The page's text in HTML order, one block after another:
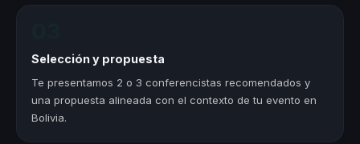
Selección y propuesta
Te presentamos 2 o 3 conferencistas recomendados y
una propuesta alineada con el contexto de tu evento en
Bolivia.